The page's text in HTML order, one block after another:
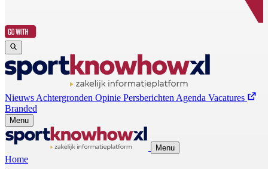
Nieuws Achtergronden Opinie Persberichten Agenda Vacatures
Branded
Menu
Menu
Home